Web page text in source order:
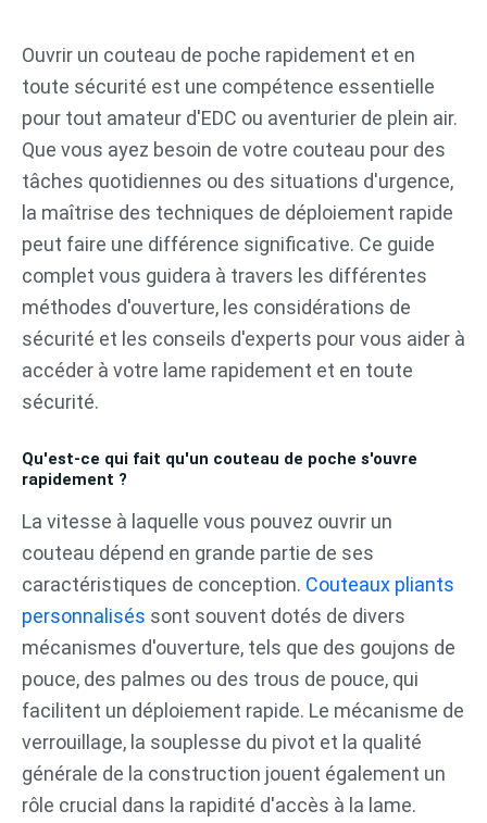
contenu
Ouvrir un couteau de poche rapidement et en
toute sécurité est une compétence essentielle
pour tout amateur d'EDC ou aventurier de plein air.
Que vous ayez besoin de votre couteau pour des
tâches quotidiennes ou des situations d'urgence,
la maîtrise des techniques de déploiement rapide
peut faire une différence significative. Ce guide
complet vous guidera à travers les différentes
méthodes d'ouverture, les considérations de
sécurité et les conseils d'experts pour vous aider à
accéder à votre lame rapidement et en toute
sécurité.
Qu'est-ce qui fait qu'un couteau de poche s'ouvre
rapidement ?
La vitesse à laquelle vous pouvez ouvrir un
couteau dépend en grande partie de ses
caractéristiques de conception. Couteaux pliants
personnalisés sont souvent dotés de divers
mécanismes d'ouverture, tels que des goujons de
pouce, des palmes ou des trous de pouce, qui
facilitent un déploiement rapide. Le mécanisme de
verrouillage, la souplesse du pivot et la qualité
générale de la construction jouent également un
rôle crucial dans la rapidité d'accès à la lame.